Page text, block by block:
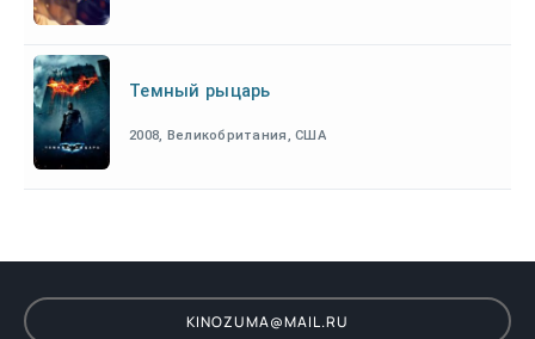
Темный рыцарь
2008, Великобритания, США
KINOZUMA@MAIL.RU